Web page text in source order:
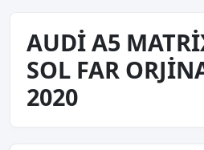
AUDİ A5
SOL FAR
2020